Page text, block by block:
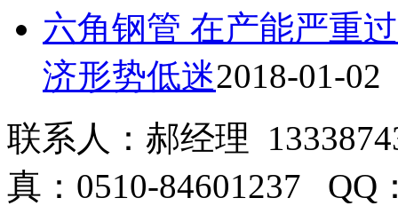
六角钢管 在产能严重
济形势低迷2018-01-02
联系人：郝经理
真：0510-84601237